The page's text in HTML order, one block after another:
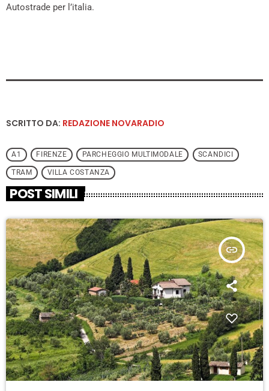
Autostrade per l’italia.
SCRITTO DA: REDAZIONE NOVARADIO
A1 FIRENZE PARCHEGGIO MULTIMODALE SCANDICI
TRAM VILLA COSTANZA
POST SIMILI
insert_link